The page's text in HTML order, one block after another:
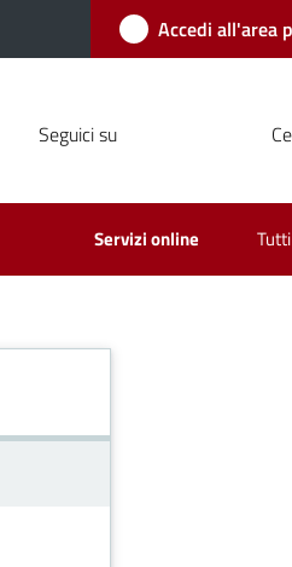
Accedi all'area
Seguici su
Servizi online